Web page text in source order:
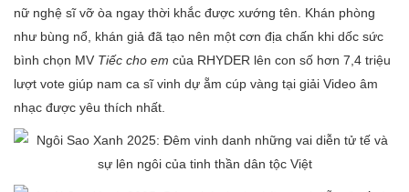
nữ nghệ sĩ vỡ òa ngay thời khắc được xướng tên. Khán phòng
như bùng nổ, khán giả đã tạo nên một cơn địa chấn khi dốc sức
bình chọn MV Tiếc cho em của RHYDER lên con số hơn 7,4 triệu
lượt vote giúp nam ca sĩ vinh dự ẵm cúp vàng tại giải Video âm
nhạc được yêu thích nhất.